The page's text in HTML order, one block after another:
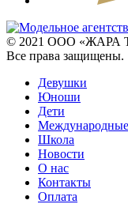
© 2021 ООО «ЖАРА
Все права защищены.
Девушки
Юноши
Дети
Школа
Новости
О нас
Контакты
Оплата